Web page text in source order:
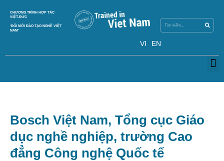
CHƯƠNG TRÌNH HỢP TÁC
VIỆT-ĐỨC
‘ĐỔI MỚI ĐÀO TẠO NGHỀ VIỆT
NAM’
VI EN
Bosch Việt Nam, Tổng cục Giáo
dục nghề nghiệp, trường Cao
đẳng Công nghệ Quốc tế